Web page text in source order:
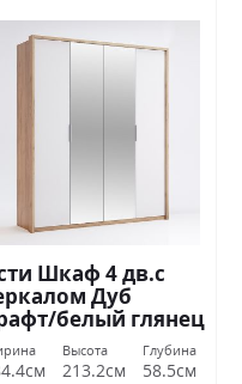
Шкаф 4 дв.с
Дуб
белый глянец
Высота
213.2см
Глубина
58.5см